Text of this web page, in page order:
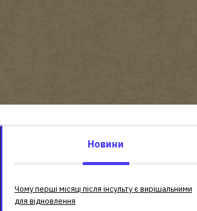
Новини
Чому перші місяці після інсульту є вирішальними
для відновлення